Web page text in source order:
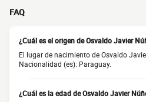
FAQ
¿Cuál es el origen de Osvaldo Javier
El lugar de nacimiento de Osvaldo
Nacionalidad (es): Paraguay.
¿Cuál es la edad de Osvaldo Javier